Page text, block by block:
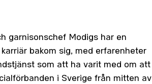
garnisonschef Modigs har en
bakom sig, med erfarenheter
som att ha varit med om att
i Sverige från mitten av